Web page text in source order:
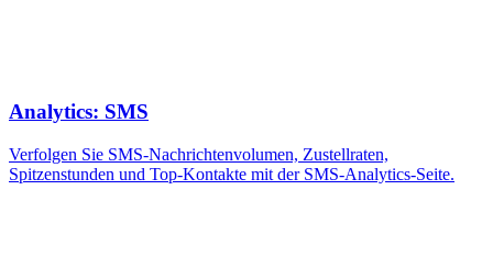
Analytics: SMS
Verfolgen Sie SMS-Nachrichtenvolumen, Zustellraten,
Spitzenstunden und Top-Kontakte mit der SMS-Analytics-Seite.